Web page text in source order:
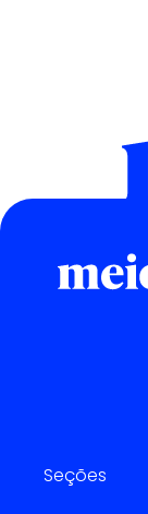
Seções